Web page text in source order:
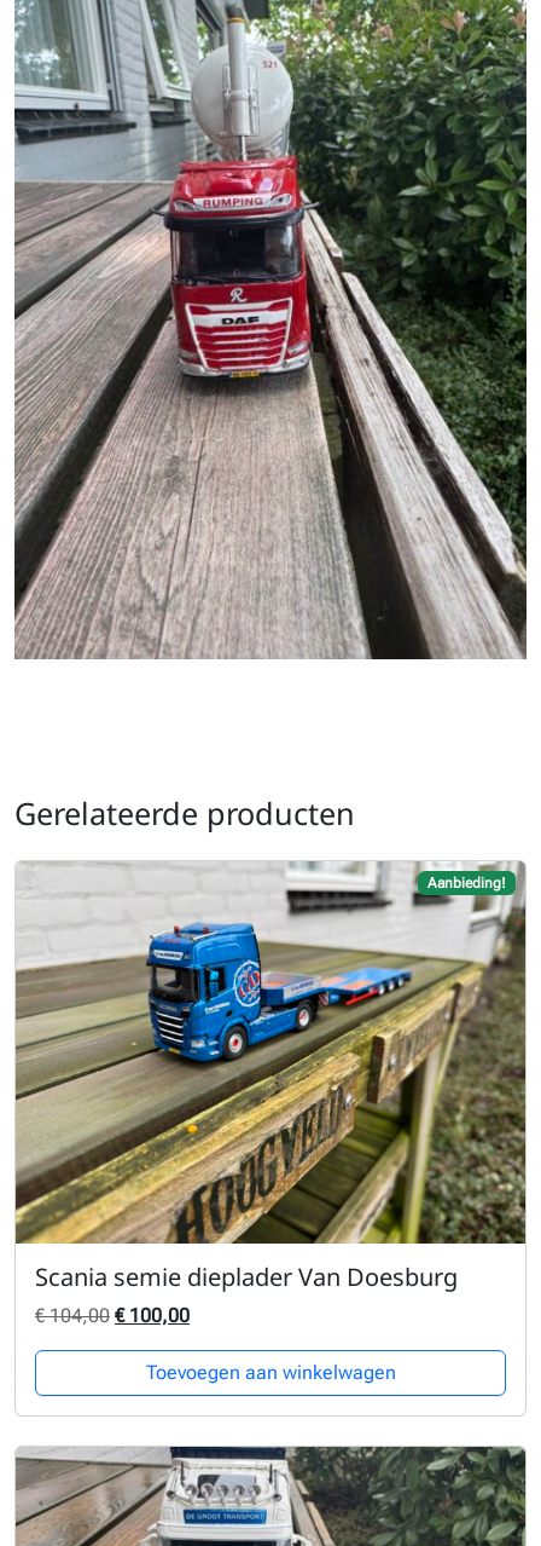
Gerelateerde producten
Aanbieding!
Scania semie dieplader Van Doesburg
€104,00 Oorspronkelijke prijs was: € 104,00.
€100,00Huidige prijs is: € 100,00.
Toevoegen aan winkelwagen